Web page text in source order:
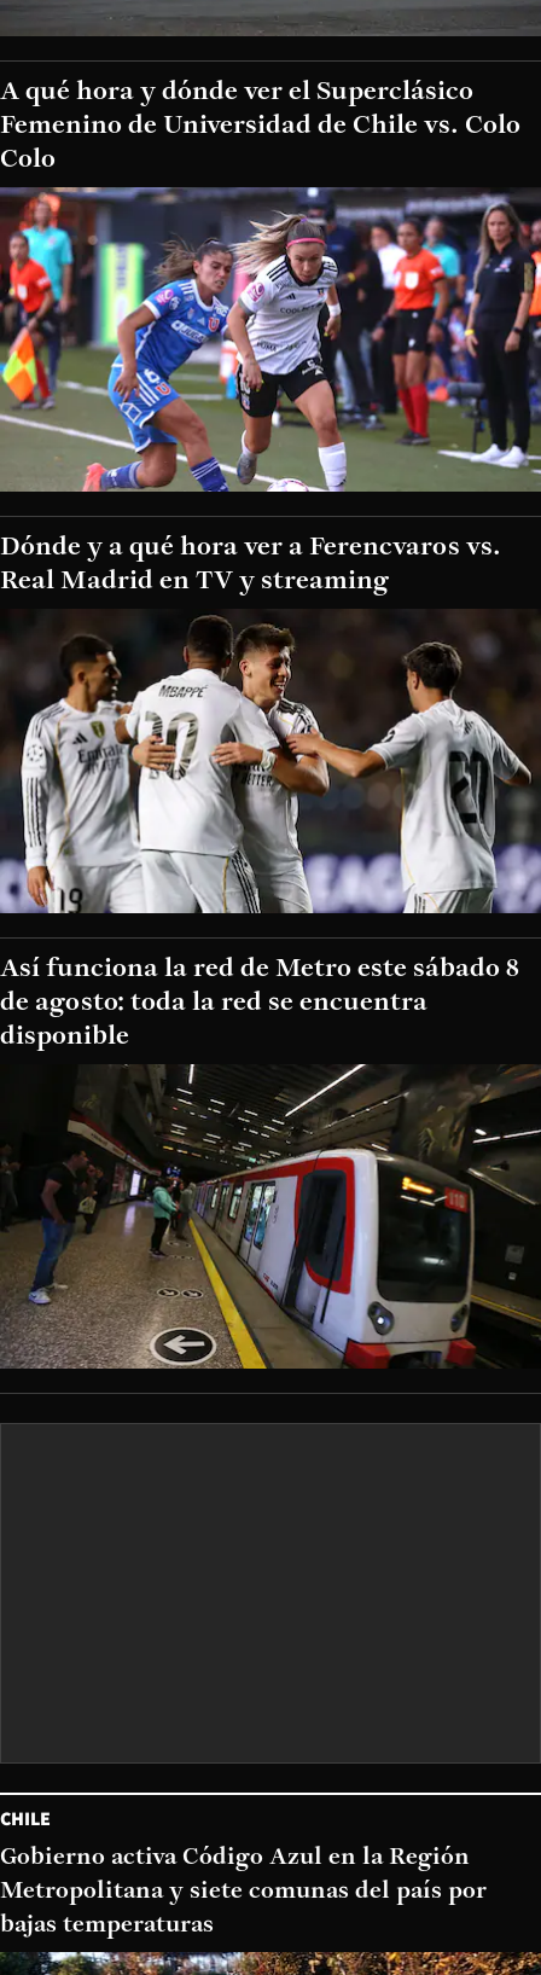
A qué hora y dónde ver el Superclásico
Femenino de Universidad de Chile vs. Colo
Colo
Dónde y a qué hora ver a Ferencvaros vs.
Real Madrid en TV y streaming
Así funciona la red de Metro este sábado 8
de agosto: toda la red se encuentra
disponible
CHILE
Gobierno activa Código Azul en la Región
Metropolitana y siete comunas del país por
bajas temperaturas